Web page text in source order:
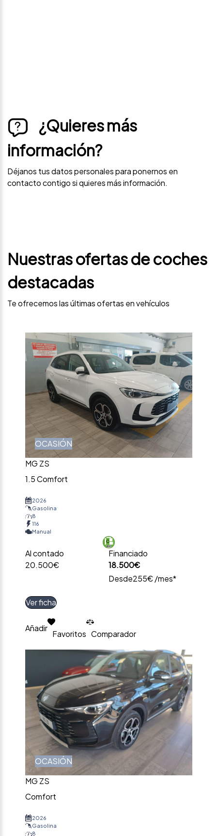
¿Quieres más
información?
Déjanos tus datos personales para ponernos en
contacto contigo si quieres más información.
Nuestras ofertas de coches
destacadas
Te ofrecemos las últimas ofertas en vehículos
OCASIÓN
MG ZS
1.5 Comfort
2026
Gasolina
8
116
Manual
Al contado
20.500€
Financiado
18.500€
Desde255€ /mes*
Ver ficha
Añadir
Favoritos Comparador
OCASIÓN
MG ZS
Comfort
2026
Gasolina
8